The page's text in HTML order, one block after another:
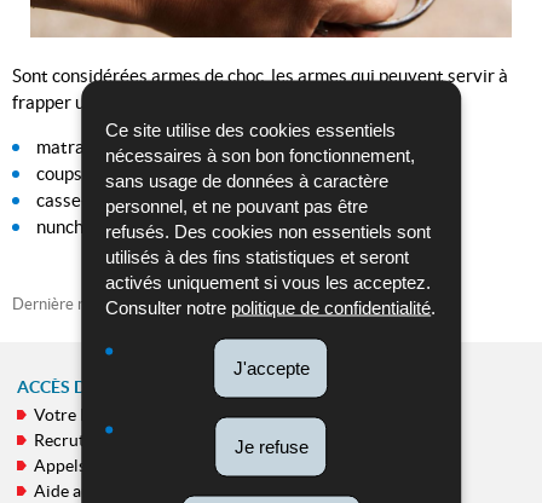
Ce site utilise des cookies essentiels
nécessaires à son bon fonctionnement,
sans usage de données à caractère
personnel, et ne pouvant pas être
refusés. Des cookies non essentiels sont
utilisés à des fins statistiques et seront
activés uniquement si vous les acceptez.
Consulter notre politique de confidentialité
J'accepte
Je refuse
Sont considérées armes de choc, les armes qui peuvent servir à
frapper une personne :
matraques,
coups-de-poing,
casse-têtes,
nunchaku.
Dernière mise à jour30/11/2020
MENU
DE
NAVIGATION
ACCÈS DIRECT
Votre Police
Recrutement
Appels publics
Aide aux victimes